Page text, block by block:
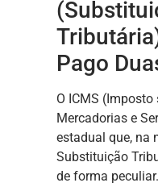
Pago
O ICMS
Mercadorias e
estadual que, na
Substituição
de forma